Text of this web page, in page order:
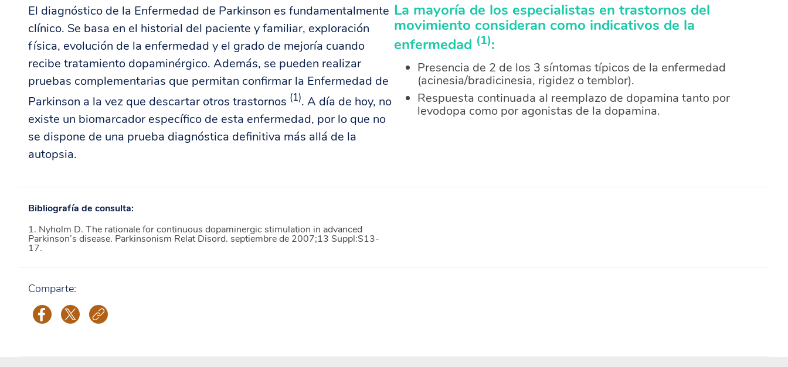
El diagnóstico de la Enfermedad de Parkinson es fundamentalmente
clínico. Se basa en el historial del paciente y familiar, exploración
física, evolución de la enfermedad y el grado de mejoría cuando
recibe tratamiento dopaminérgico. Además, se pueden realizar
pruebas complementarias que permitan confirmar la Enfermedad de
Parkinson a la vez que descartar otros trastornos (1). A día de hoy, no
existe un biomarcador específico de esta enfermedad, por lo que no
se dispone de una prueba diagnóstica definitiva más allá de la
autopsia.
La mayoría de los especialistas en trastornos del
movimiento consideran como indicativos de la
enfermedad (1):
Presencia de 2 de los 3 síntomas típicos de la enfermedad
(acinesia/bradicinesia, rigidez o temblor).
Respuesta continuada al reemplazo de dopamina tanto por
levodopa como por agonistas de la dopamina.
Bibliografía de consulta:
1. Nyholm D. The rationale for continuous dopaminergic stimulation in advanced
Parkinson’s disease. Parkinsonism Relat Disord. septiembre de 2007;13 Suppl:S13-
17.
Comparte: